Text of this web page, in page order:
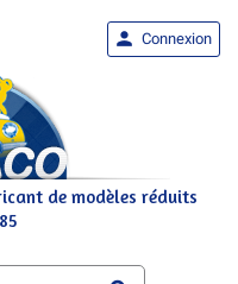
de modèles réduits
 Connexion